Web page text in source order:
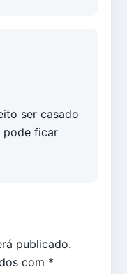
ser casado
pode ficar
publicado.
com *